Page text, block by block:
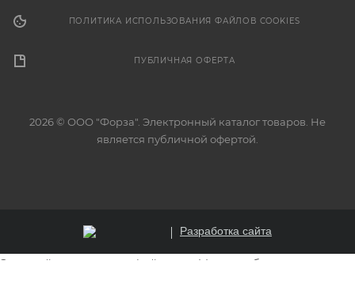
ПОЛИТИКА ИСПОЛЬЗОВАНИЯ ФАЙЛОВ COOKIES
ПУБЛИЧНАЯ ОФЕРТА
2026 © ООО "Форза". Электронный каталог товаров. Не
является публичной офертой.
Разработка сайта
Этот сайт использует файлы cookie для обеспечения